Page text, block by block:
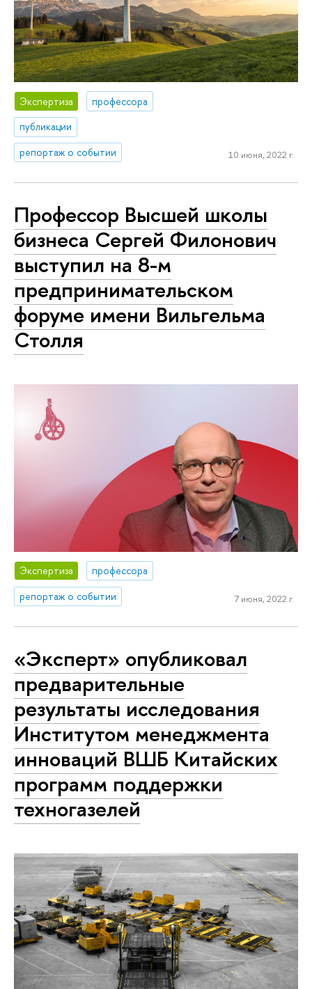
Экспертиза
профессора
публикации
репортаж о событии
10 июня, 2022 г.
Профессор Высшей школы
бизнеса Сергей Филонович
выступил на 8-м
предпринимательском
форуме имени Вильгельма
Столля
Экспертиза
профессора
репортаж о событии
7 июня, 2022 г.
«Эксперт» опубликовал
предварительные
результаты исследования
Институтом менеджмента
инноваций ВШБ Китайских
программ поддержки
техногазелей